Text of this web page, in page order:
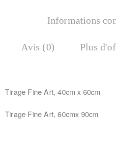
Informations
Avis (0) Plus
Tirage Fine Art, 40cm x 60cm
Tirage Fine Art, 60cmx 90cm